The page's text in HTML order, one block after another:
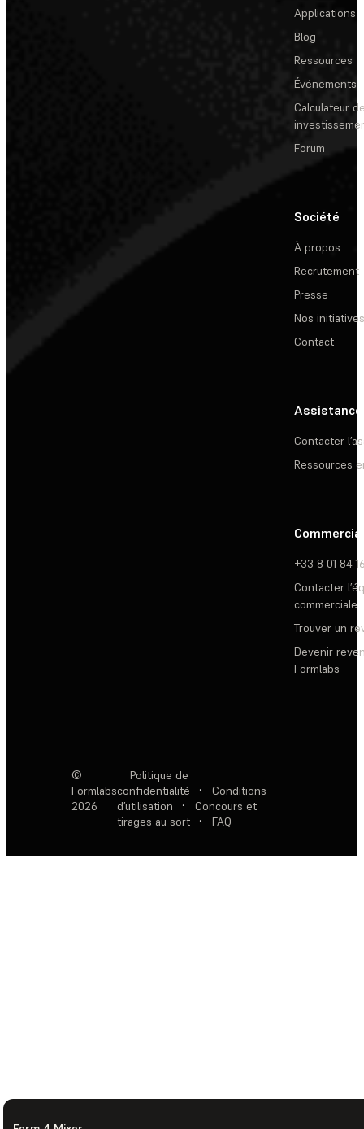
Applications
Blog
Ressources
Événements
Calculateur
Forum
Société
À propos
Recrutement
Presse
Nos initiatives
Contact
Assistance
Contacter
Ressources
Commercial
+33 8 01 84
Contacter
commerciale
Trouver un
Devenir
Formlabs
©
Formlabs
2026
Politique de
confidentialité
·
Conditions
d’utilisation
·
Concours et
tirages au sort
· FAQ